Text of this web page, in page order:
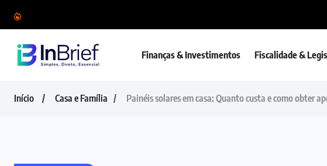
Finanças & Investimentos Fiscalidade &
Início Casa e Família Painéis solares em casa: Quanto custa e como obter